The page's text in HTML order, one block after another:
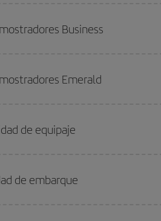
Business
Emerald
de equipaje
de embarque